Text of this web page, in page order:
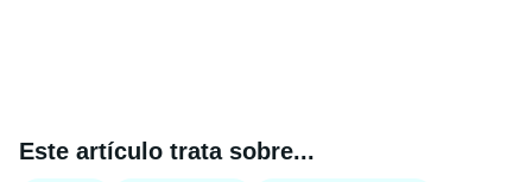
Este artículo trata sobre...